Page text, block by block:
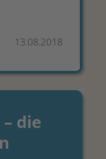
13.08.2018
die